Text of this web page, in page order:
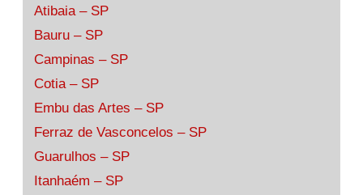
Atibaia – SP
Bauru – SP
Campinas – SP
Cotia – SP
Embu das Artes – SP
Ferraz de Vasconcelos – SP
Guarulhos – SP
Itanhaém – SP